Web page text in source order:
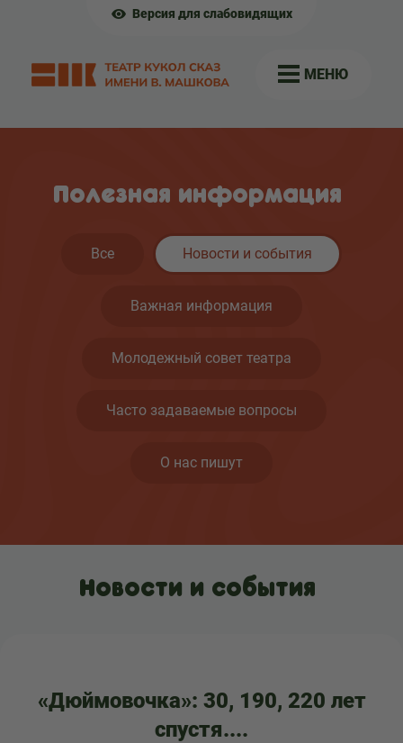
Версия для слабовидящих
МЕНЮ
Полезная информация
Все Новости и события
Важная информация
Молодежный совет театра
Часто задаваемые вопросы
О нас пишут
Новости и события
«Дюймовочка»: 30, 190, 220 лет
спустя....